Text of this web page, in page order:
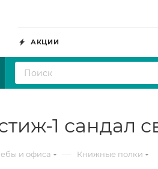
АКЦИИ
1 сандал
и офиса — Книжные полки